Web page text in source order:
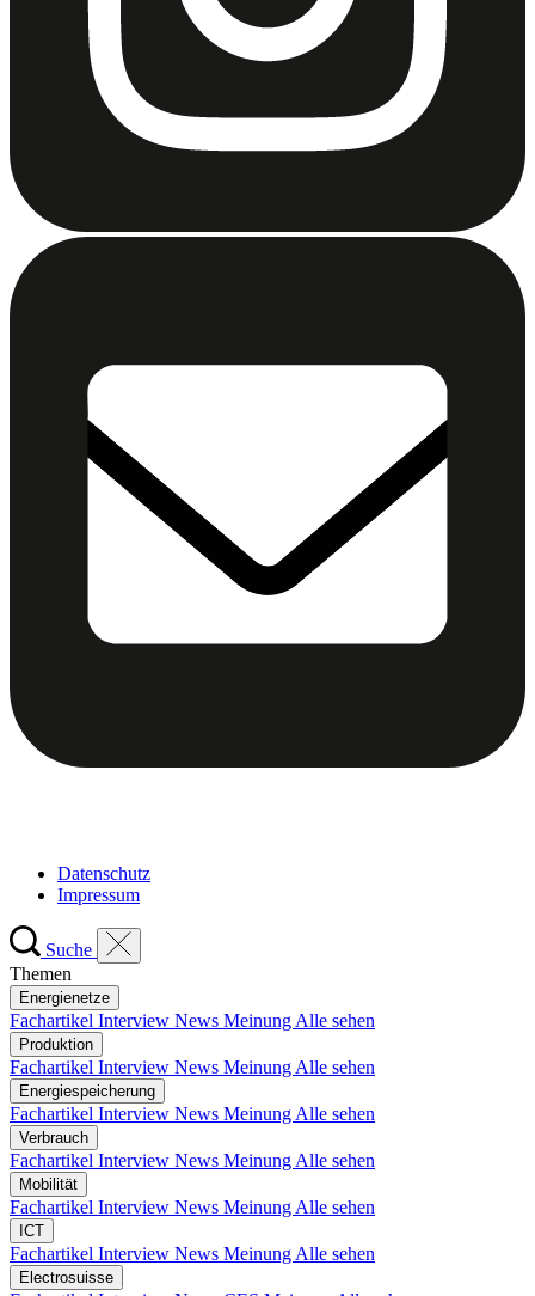
Datenschutz
Impressum
Suche
Themen
Energienetze
Fachartikel Interview News Meinung Alle sehen
Produktion
Fachartikel Interview News Meinung Alle sehen
Energiespeicherung
Fachartikel Interview News Meinung Alle sehen
Verbrauch
Fachartikel Interview News Meinung Alle sehen
Mobilität
Fachartikel Interview News Meinung Alle sehen
ICT
Fachartikel Interview News Meinung Alle sehen
Electrosuisse